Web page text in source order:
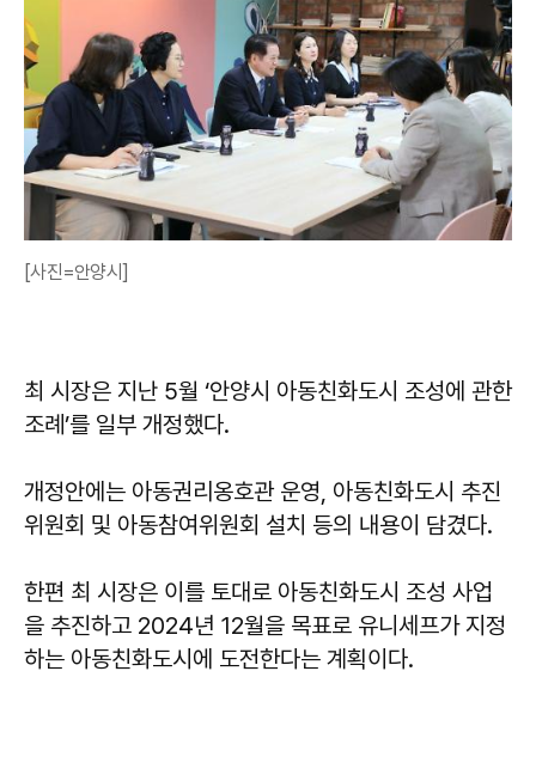
[사진=안양시]
최 시장은 지난 5월 ‘안양시 아동친화도시 조성에 관한
조례’를 일부 개정했다.
개정안에는 아동권리옹호관 운영, 아동친화도시 추진
위원회 및 아동참여위원회 설치 등의 내용이 담겼다.
한편 최 시장은 이를 토대로 아동친화도시 조성 사업
을 추진하고 2024년 12월을 목표로 유니세프가 지정
하는 아동친화도시에 도전한다는 계획이다.